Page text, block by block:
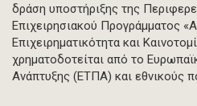
δράση υποστήριξης της
Επιχειρησιακού Προγράμματος
Επιχειρηματικότητα και
χρηματοδοτείται από το
Ανάπτυξης (ΕΤΠΑ) και εθνικούς